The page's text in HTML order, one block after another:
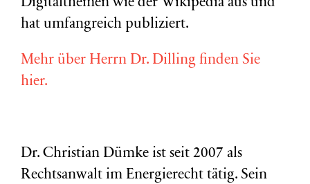
Digitalthemen wie der Wikipedia aus und
hat umfangreich publiziert.
Mehr über Herrn Dr. Dilling finden Sie
hier.
Dr. Christian Dümke ist seit 2007 als
Rechtsanwalt im Energierecht tätig. Sein